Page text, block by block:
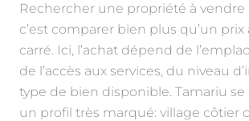
Rechercher une propriété à vendre
c’est comparer bien plus qu’un
carré. Ici, l’achat dépend de
de l’accès aux services, du niveau
type de bien disponible. Tamariu
un profil très marqué: village côtier